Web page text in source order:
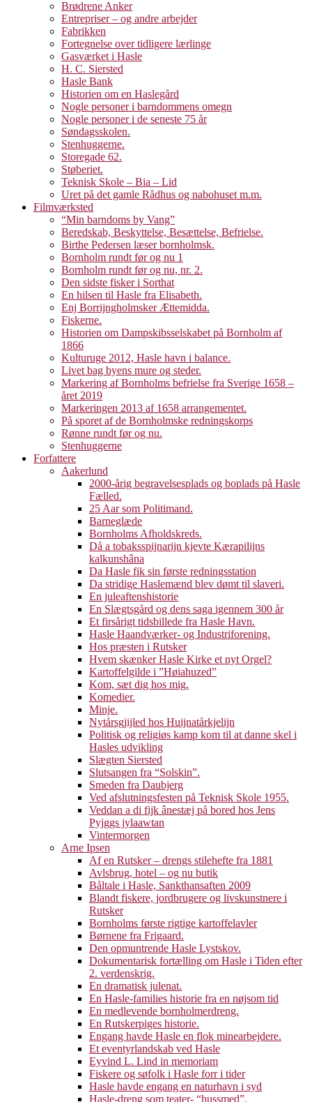
Brødrene Anker
Entrepriser – og andre arbejder
Fabrikken
Fortegnelse over tidligere lærlinge
Gasværket i Hasle
H. C. Siersted
Hasle Bank
Historien om en Haslegård
Nogle personer i barndommens omegn
Nogle personer i de seneste 75 år
Søndagsskolen.
Stenhuggerne.
Storegade 62.
Støberiet.
Teknisk Skole – Bia – Lid
Uret på det gamle Rådhus og nabohuset m.m.
Filmværksted
“Min barndoms by Vang”
Beredskab, Beskyttelse, Besættelse, Befrielse.
Birthe Pedersen læser bornholmsk.
Bornholm rundt før og nu 1
Bornholm rundt før og nu, nr. 2.
Den sidste fisker i Sorthat
En hilsen til Hasle fra Elisabeth.
Enj Borrijngholmsker Ættemidda.
Fiskerne.
Historien om Dampskibsselskabet på Bornholm af
1866
Kulturuge 2012, Hasle havn i balance.
Livet bag byens mure og steder.
Markering af Bornholms befrielse fra Sverige 1658 –
året 2019
Markeringen 2013 af 1658 arrangementet.
På sporet af de Bornholmske redningskorps
Rønne rundt før og nu.
Stenhuggerne
Forfattere
Aakerlund
2000-årig begravelsesplads og boplads på Hasle
Fælled.
25 Aar som Politimand.
Barneglæde
Bornholms Afholdskreds.
Då a tobaksspijnarijn kjevte Kærapilijns
kalkunshâna
Da Hasle fik sin første redningsstation
Da stridige Haslemænd blev dømt til slaveri.
En juleaftenshistorie
En Slægtsgård og dens saga igennem 300 år
Et firsårigt tidsbillede fra Hasle Havn.
Hasle Haandværker- og Industriforening.
Hos præsten i Rutsker
Hvem skænker Hasle Kirke et nyt Orgel?
Kartoffelgilde i ”Høiahuzed”
Kom, sæt dig hos mig.
Komedier.
Minje.
Nytårsgjijled hos Huijnatårkjelijn
Politisk og religiøs kamp kom til at danne skel i
Hasles udvikling
Slægten Siersted
Slutsangen fra “Solskin”.
Smeden fra Daubjerg
Ved afslutningsfesten på Teknisk Skole 1955.
Veddan a di fijk ânestæj på bored hos Jens
Pyjggs jylaawtan
Vintermorgen
Arne Ipsen
Af en Rutsker – drengs stilehefte fra 1881
Avlsbrug, hotel – og nu butik
Båltale i Hasle, Sankthansaften 2009
Blandt fiskere, jordbrugere og livskunstnere i
Rutsker
Bornholms første rigtige kartoffelavler
Børnene fra Frigaard.
Den opmuntrende Hasle Lystskov.
Dokumentarisk fortælling om Hasle i Tiden efter
2. verdenskrig.
En dramatisk julenat.
En Hasle-families historie fra en nøjsom tid
En medlevende bornholmerdreng.
En Rutskerpiges historie.
Engang havde Hasle en flok minearbejdere.
Et eventyrlandskab ved Hasle
Eyvind L. Lind in memoriam
Fiskere og søfolk i Hasle forr i tider
Hasle havde engang en naturhavn i syd
Hasle-dreng som teater- “hussmed”.